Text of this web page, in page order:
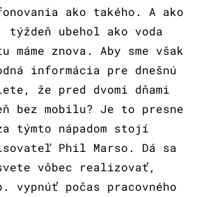
ako takého. A ako
ubehol ako voda
máme znova. Aby sme však
informácia pre dnešnú
že pred dvomi dňami
bez mobilu? Je to presne
týmto nápadom stojí
Phil Marso. Dá sa
vôbec realizovať,
počas pracovného